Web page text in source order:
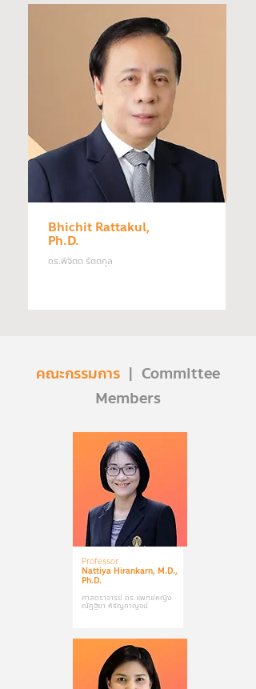
Bhichit Rattakul,
Ph.D.
ดร.พิจิตต รัตตกุล
คณะกรรมการ | Committee
Members
Professor
Nattiya Hirankarn, M.D.,
Ph.D.
ศาสตราจารย์ ดร.แพทย์หญิง
ณัฏฐิยา หิรัญกาญจน์